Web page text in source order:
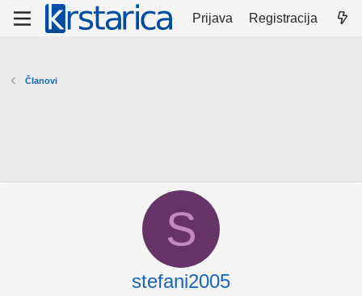
Prijava Registracija
Članovi
S
stefani2005